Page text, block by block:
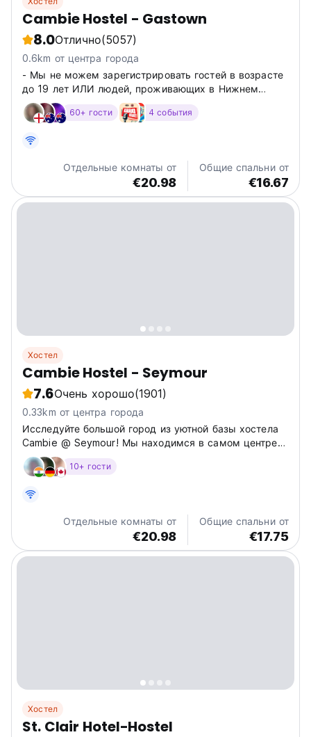
Cambie Hostel - Gastown
8.0Отлично(5057)
0.6km от центра города
- Мы не можем зарегистрировать гостей в возрасте
до 19 лет ИЛИ людей, проживающих в Нижнем
материковом районе Ванку.
60+ гости 4 события
Отдельные комнаты от
€20.98
Общие спальни от
€16.67
Хостел
Cambie Hostel - Seymour
7.6Очень хорошо(1901)
0.33km от центра города
Исследуйте большой город из уютной базы хостела
Cambie @ Seymour! Мы находимся в самом центре
Ванкувера, недалеко от всех
достопримечательностей, ресторанов, транспортных
10+ гости
Отдельные комнаты от
€20.98
Общие спальни от
€17.75
Хостел
St. Clair Hotel-Hostel